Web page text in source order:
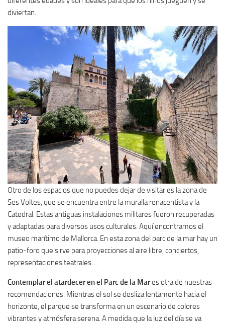
diviertan.
Otro de los espacios que no puedes dejar de visitar es la zona de
Ses Voltes, que se encuentra entre la muralla renacentista y la
Catedral. Estas antiguas instalaciones militares fueron recuperadas
y adaptadas para diversos usos culturales. Aquí encontramos el
museo marítimo de Mallorca. En esta zona del parc de la mar hay un
patio-foro que sirve para proyecciones al aire libre, conciertos,
representaciones teatrales…
Contemplar el atardecer en el Parc de la Mares otra de nuestras
recomendaciones. Mientras el sol se desliza lentamente hacia el
horizonte, el parque se transforma en un escenario de colores
vibrantes y atmósfera serena. A medida que la luz del día se va